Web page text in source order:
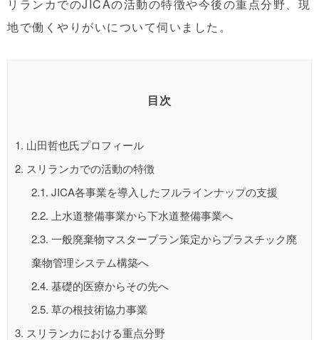
リランカでのJICAの活動の特徴や今後の重点分野、現
地で働くやりがいについて伺いました。
目次
1. 山田哲也氏プロフィール
2. スリランカでの活動の特徴
2.1. JICA各事業を導入したフルラインナップの支援
2.2. 上水道整備事業から下水道整備事業へ
2.3. 一般廃棄物マスタープラン策定からプラスチック廃
棄物管理システム構築へ
2.4. 基礎的医療からその先へ
2.5. 草の根技術協力事業
3. スリランカにおける重点分野